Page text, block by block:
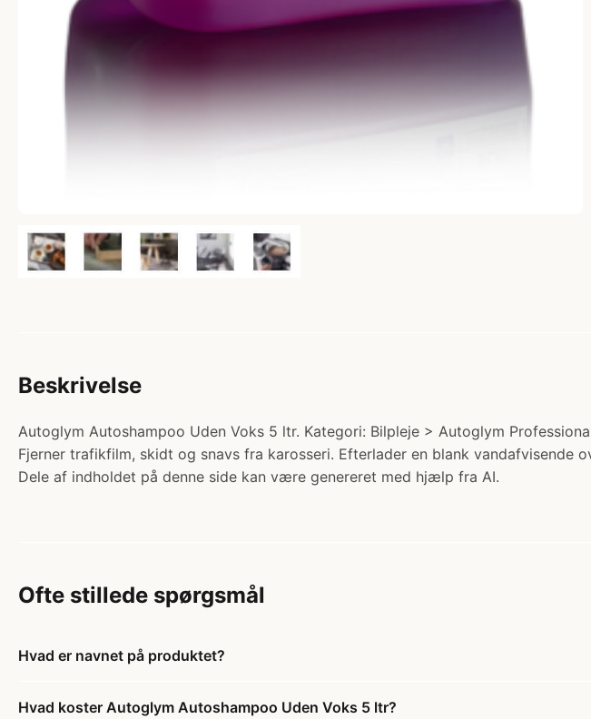
Beskrivelse
Autoglym Autoshampoo Uden Voks 5 ltr. Kategori: Bilpleje > Autoglym
Fjerner trafikfilm, skidt og snavs fra karosseri. Efterlader en blank vandafvisende
Dele af indholdet på denne side kan være genereret med hjælp fra AI.
Ofte stillede spørgsmål
Hvad er navnet på produktet?
Hvad koster Autoglym Autoshampoo Uden Voks 5 ltr?